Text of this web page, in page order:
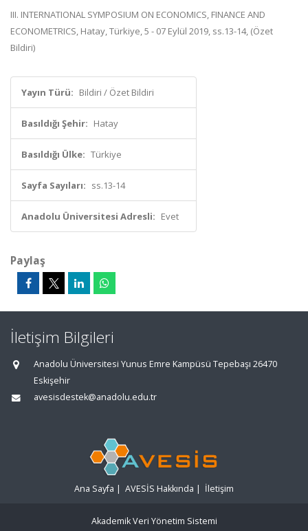
III. INTERNATIONAL SYMPOSIUM ON ECONOMICS, FINANCE AND
ECONOMETRICS, Hatay, Türkiye, 5 - 07 Eylül 2019, ss.13-14, (Özet
Bildiri)
Yayın Türü: Bildiri / Özet Bildiri
Basıldığı Şehir: Hatay
Basıldığı Ülke: Türkiye
Sayfa Sayıları: ss.13-14
Anadolu Üniversitesi Adresli: Evet
Paylaş
İletişim Bilgileri
Anadolu Üniversitesi Yunus Emre Kampüsü Tepebaşı 26470
Eskişehir
avesisdestek@anadolu.edu.tr
Ana Sayfa | AVESİS Hakkında | İletişim
Akademik Veri Yönetim Sistemi